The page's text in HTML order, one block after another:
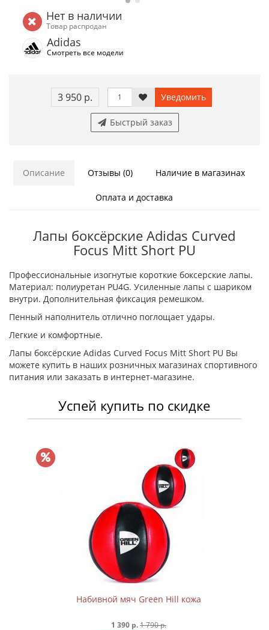
Нет в наличии
Товар распродан
Adidas
Смотреть все модели
3 950 р. Уведомить
Быстрый заказ
Описание Отзывы (0) Наличие в магазинах
Оплата и доставка
Лапы боксёрские Adidas Curved
Focus Mitt Short PU
Профессиональные изогнутые короткие боксерские лапы.
Материал: полиуретан PU4G. Усиленные лапы с шариком
внутри. Дополнительная фиксация ремешком.
Пенный наполнитель отлично поглощает удары.
Легкие и комфортные.
Лапы боксёрские Adidas Curved Focus Mitt Short PU Вы
можете купить в наших розничных магазинах спортивного
питания или заказать в интернет-магазине.
Успей купить по скидке
Набивной мяч Green Hill кожа
1 390 р. 1 790 р.